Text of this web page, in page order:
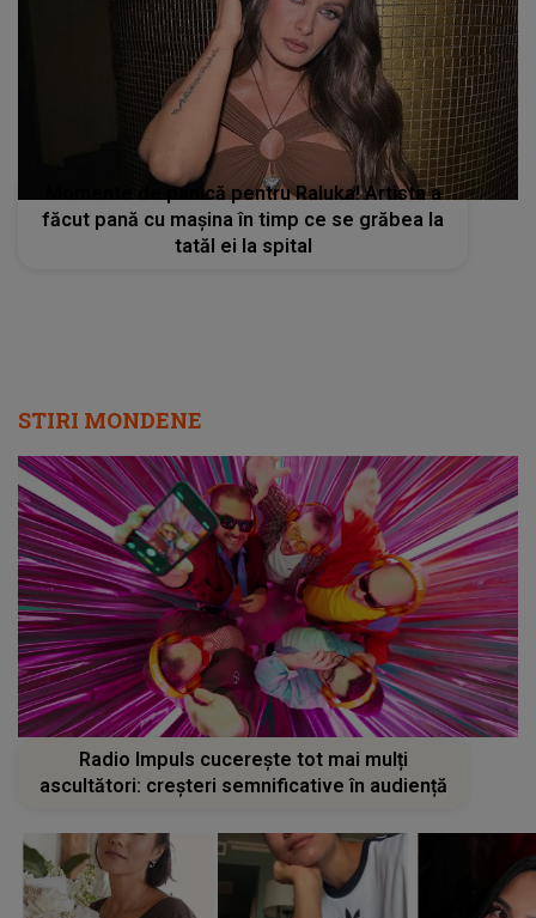
Momente de panică pentru Raluka! Artista a
făcut pană cu mașina în timp ce se grăbea la
tatăl ei la spital
STIRI MONDENE
Radio Impuls cucerește tot mai mulți
ascultători: creșteri semnificative în audiență